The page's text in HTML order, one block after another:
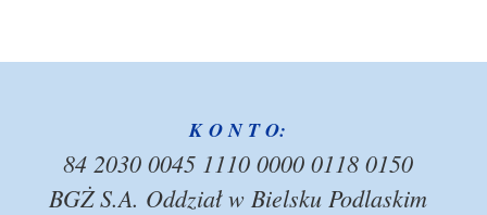
K O N T O:
84 2030 0045 1110 0000 0118 0150
BGŻ S.A. Oddział w Bielsku Podlaskim